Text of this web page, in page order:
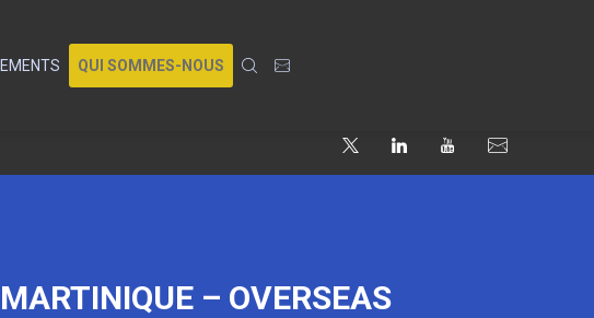
QUI SOMMES-NOUS
– OVERSEAS